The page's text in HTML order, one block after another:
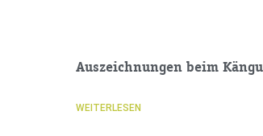
Auszeichnungen beim
WEITERLESEN